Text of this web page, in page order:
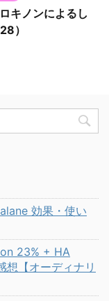
キノンによるし
）
効果・使い
23% + HA
想【オーディナリ